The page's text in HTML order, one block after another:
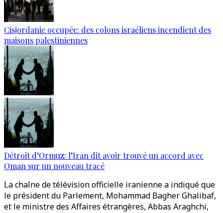
Cisjordanie occupée: des colons israéliens incendient des
maisons palestiniennes
Détroit d’Ormuz: l’Iran dit avoir trouvé un accord avec
Oman sur un nouveau tracé
La chaîne de télévision officielle iranienne a indiqué que
le président du Parlement, Mohammad Bagher Ghalibaf,
et le ministre des Affaires étrangères, Abbas Araghchi,